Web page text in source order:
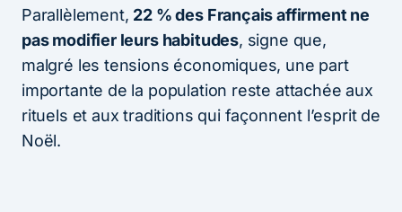
Parallèlement, 22 % des Français affirment ne
pas modifier leurs habitudes, signe que,
malgré les tensions économiques, une part
importante de la population reste attachée aux
rituels et aux traditions qui façonnent l’esprit de
Noël.